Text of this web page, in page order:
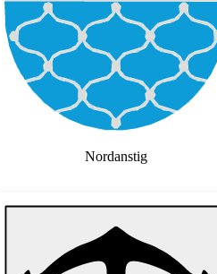
Nordanstig